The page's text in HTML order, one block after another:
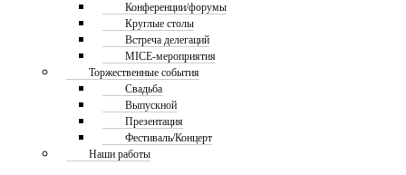
Конференции/форумы
Круглые столы
Встреча делегаций
MICE-мероприятия
Торжественные события
Свадьба
Выпускной
Презентация
Фестиваль/Концерт
Наши работы